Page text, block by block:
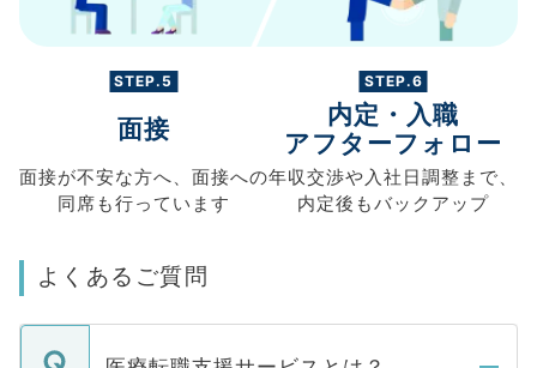
STEP.5
面接
面接が不安な方へ、 面接への
同席も行っています
STEP.6
内定・入職
アフターフォロー
年収交渉や入社日調整まで、
内定後もバックアップ
よくあるご質問